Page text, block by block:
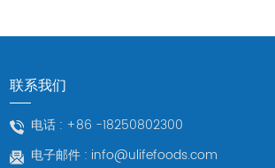
联系我们
电话 : +86 -18250802300
电子邮件 : info@ulifefoods.com